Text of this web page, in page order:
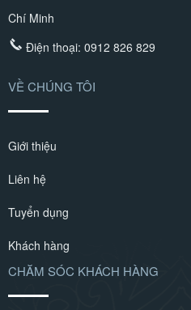
Chí Minh
Điện thoại: 0912 826 829
VỀ CHÚNG TÔI
Giới thiệu
Liên hệ
Tuyển dụng
Khách hàng
CHĂM SÓC KHÁCH HÀNG